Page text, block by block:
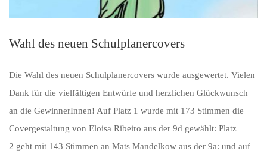
Wahl des neuen Schulplanercovers
Die Wahl des neuen Schulplanercovers wurde ausgewertet. Vielen
Dank für die vielfältigen Entwürfe und herzlichen Glückwunsch
an die GewinnerInnen! Auf Platz 1 wurde mit 173 Stimmen die
Covergestaltung von Eloisa Ribeiro aus der 9d gewählt: Platz
2 geht mit 143 Stimmen an Mats Mandelkow aus der 9a: und auf